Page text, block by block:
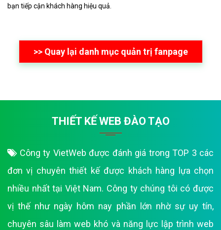
bạn tiếp cận khách hàng hiệu quả.
>> Quay lại danh mục quản trị fanpage
THIẾT KẾ WEB ĐÀO TẠO
Công ty VietWeb được đánh giá trong TOP 3 các
đơn vị chuyên thiết kế được khách hàng lựa chọn
nhiều nhất tại Việt Nam. Công ty chúng tôi có được
vị thế như ngày hôm nay phần lớn nhờ sự uy tín,
chuyên sâu làm web khó và năng lực lập trình web